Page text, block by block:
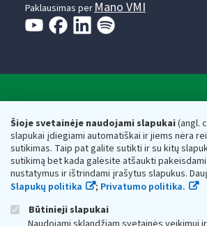
Šioje svetainėje naudojami slapukai(angl.
slapukai įdiegiami automatiškai ir jiems nėra
sutikimas. Taip pat galite sutikti ir su kitų
sutikimą bet kada galėsite atšaukti
nustatymus ir ištrindami įrašytus slapukus.
Slapukų politika
; Privatumo politika.
Būtinieji slapukai
Paklausimas per Mano VMI
Respublikos finansų ministerijos
Biudžetinė įstaiga. Juridinio asmens kodas —
adresas: Vasario 16-osios g. 14, 01107 Vilnius,
vmi@vmi.lt, E. pristatymo dėžutės adresas
Duomenys apie Valstybinę mokesčių inspekciją
Respublikos finansų ministerijos kaupiami ir